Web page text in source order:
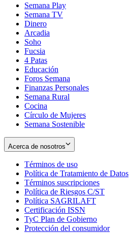
Semana Play
Semana TV
Dinero
Arcadia
Soho
in
new
window
Fucsia
in
new
window
4 Patas
Educación
Foros Semana
Finanzas Personales
Semana Rural
Cocina
Círculo de Mujeres
Semana Sostenible
Acerca de nosotros
Términos de uso
in
new
window
Política de Tratamiento de Datos
Términos suscripciones
in
Política de Riesgos C/ST
Política SAGRILAFT
new
window
Certificación ISSN
in
new
TyC Plan de Gobierno
in
Protección del consumidorOpens